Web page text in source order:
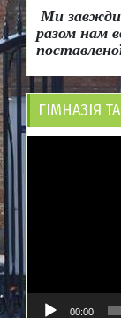
Ми завжди
разом нам
ГІМНАЗІЯ
00:00